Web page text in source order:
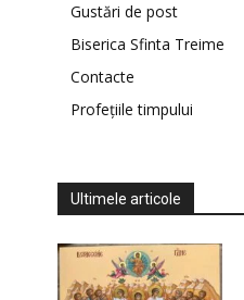
Gustări de post
Biserica Sfinta Treime
Contacte
Profețiile timpului
Ultimele articole